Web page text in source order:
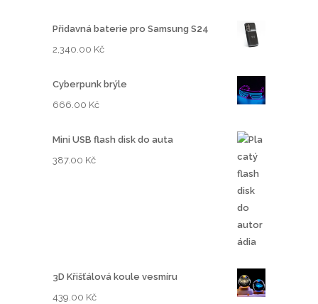
Přidavná baterie pro Samsung S24
2,340.00 Kč
Cyberpunk brýle
666.00 Kč
Mini USB flash disk do auta
387.00 Kč
3D Křišťálová koule vesmíru
439.00 Kč